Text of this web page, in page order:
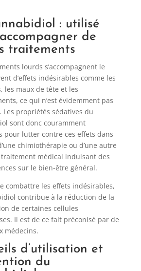
: utilisé
de
traitements
lourds s’accompagnent le
d’effets indésirables comme les
les maux de tête et les
ce qui n’est évidemment pas
Les propriétés sédatives du
sont donc couramment
pour lutter contre ces effets dans
chimiothérapie ou d’une autre
médical induisant des
sur le bien-être général.
combattre les effets indésirables,
contribue à la réduction de la
de certaines cellules
Il est de ce fait préconisé par de
médecins.
d’utilisation et
du